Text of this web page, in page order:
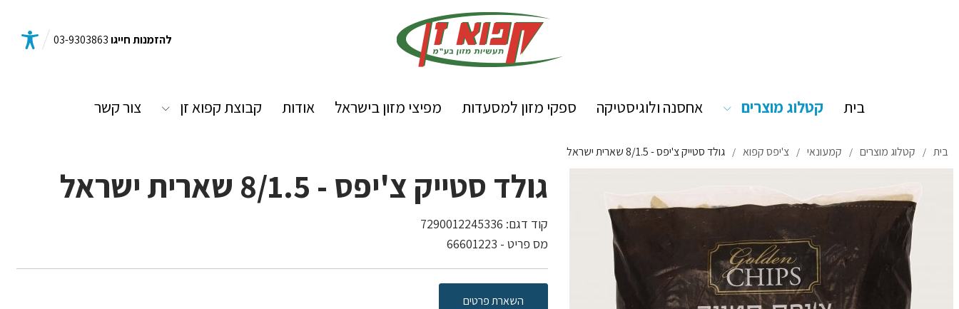
להזמנות חייגו03-9303863
בית קטלוג מוצרים אחסנה ולוגיסטיקה ספקי מזון למסעדות מפיצי מזון בישראל אודות קבוצת קפוא זן צור קשר
בית / קטלוג מוצרים / קמעונאי / צ'יפס קפוא / גולד סטייק צ'יפס - 8/1.5 שארית ישראל
גולד סטייק צ'יפס - 8/1.5 שארית ישראל
קוד דגם: 7290012245336
מס פריט - 66601223
השארת פרטים